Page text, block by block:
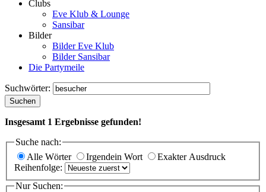
Clubs
Eve Klub & Lounge
Sansibar
Bilder
Bilder Eve Klub
Bilder Sansibar
Die Partymeile
Suchwörter:
Suchen
Insgesamt 1 Ergebnisse gefunden!
Suche nach:
Alle Wörter
Irgendein Wort
Exakter Ausdruck
Reihenfolge:
Nur Suchen: